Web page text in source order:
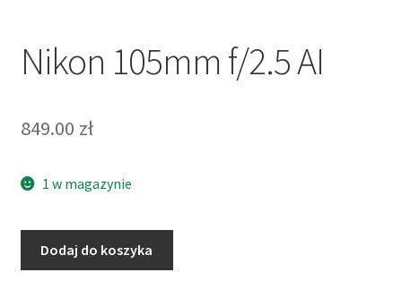
Nikon 105mm f/2.5 AI
849.00 zł
1 w magazynie
Dodaj do koszyka